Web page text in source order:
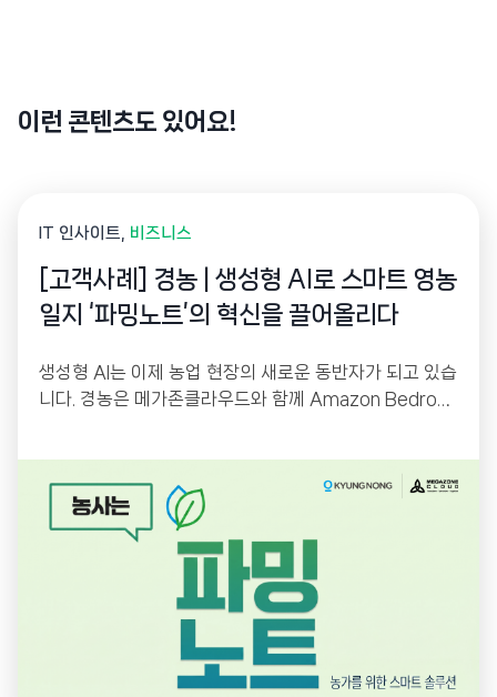
이런 콘텐츠도 있어요!
IT 인사이트 비즈니스
[고객사례] 경농 | 생성형 AI로 스마트 영농
일지 ‘파밍노트’의 혁신을 끌어올리다
생성형 AI는 이제 농업 현장의 새로운 동반자가 되고 있습
니다. 경농은 메가존클라우드와 함께 Amazon Bedrock
진 기반 Vision AI 검색을 통해 농업인의 정보 접근성을
높이고, AI 기반 운영 플랫폼으로 서비스 경쟁력을 한층
강화했습니다.